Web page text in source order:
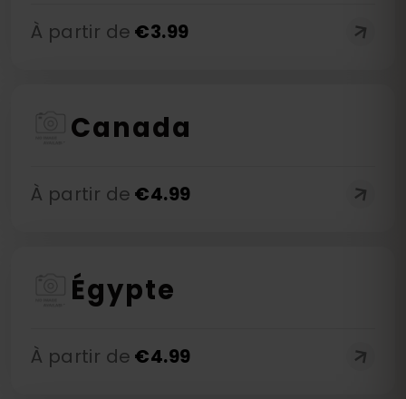
À partir de €3.99
Canada
À partir de €4.99
Égypte
À partir de €4.99